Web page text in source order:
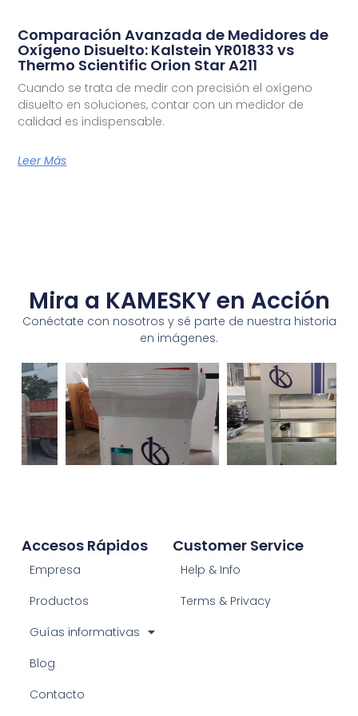
Comparación Avanzada de Medidores de
Oxígeno Disuelto: Kalstein YR01833 vs
Thermo Scientific Orion Star A211
Cuando se trata de medir con precisión el oxígeno
disuelto en soluciones, contar con un medidor de
calidad es indispensable.
Leer Más
Mira a KAMESKY en Acción
Conéctate con nosotros y sé parte de nuestra historia
en imágenes.
Customer Service
Help & Info
Terms & Privacy
Accesos Rápidos
Empresa
Productos
Guías informativas
Blog
Contacto